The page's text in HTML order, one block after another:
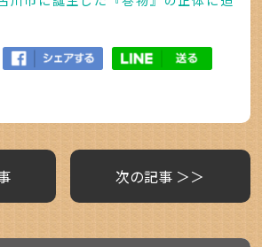
次の記事 ＞＞